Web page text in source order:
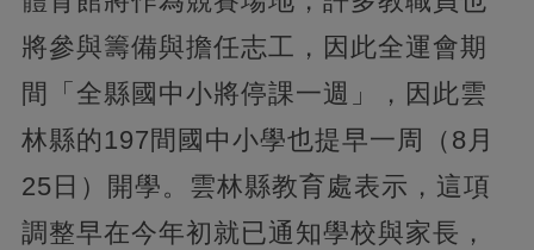
將參與籌備與擔任志工，因此全運會期
間「全縣國中小將停課一週」，因此雲
林縣的197間國中小學也提早一周（8月
25日）開學。雲林縣教育處表示，這項
調整早在今年初就已通知學校與家長，